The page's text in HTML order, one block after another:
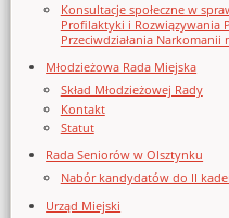
Konsultacje społeczne w
Profilaktyki i Rozwiązywania
Przeciwdziałania Narkomanii
Młodzieżowa Rada Miejska
Skład Młodzieżowej Rady
Kontakt
Statut
Rada Seniorów w Olsztynku
Nabór kandydatów do II
Urząd Miejski